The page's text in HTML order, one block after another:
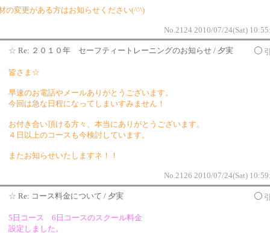
の変更がある方はお知らせください(^'^)
No.2124 2010/07/24(Sat)
☆ Re: ２０１０年 セーフティートレーニングのお知らせ / 夕実
皆さま☆
早速のお電話やメールありがとうございます。
今回は急な日程になってしまいすみません！
お付き合い頂ける方々、本当にありがとうございます。
４日以上のコースも今検討しています。
またお知らせいたしますネ！！
No.2126 2010/07/24(Sat)
☆ Re: コース料金について / 夕実
5日コース 6日コースのスクール料金
設定しました。